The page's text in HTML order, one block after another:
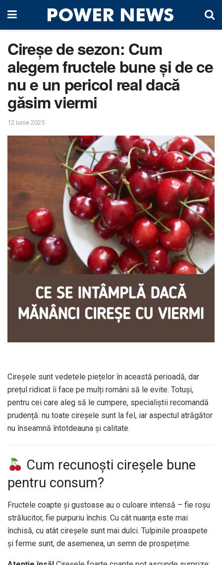
Cireșe de sezon: Cum
alegem fructele bune și de ce
nu e un pericol real dacă
găsim viermi
12 iunie 2025
Cireșele sunt vedetele piețelor în această perioadă, dar
prețul ridicat îi face pe mulți români să le evite. Totuși,
pentru cei care aleg să le cumpere, specialiștii recomandă
prudență: nu toate cireșele sunt la fel, iar aspectul atrăgător
nu înseamnă întotdeauna și calitate.
Cum recunoști cireșele bune
pentru consum?
Fructele coapte și gustoase au o culoare intensă – fie roșu
strălucitor, fie purpuriu închis. Cu cât nuanța este mai
închisă, cu atât cireșele sunt mai dulci. Tulpinile proaspete
și ferme sunt, de asemenea, un semn de prospețime.